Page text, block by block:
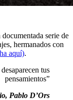
serie de
hermanados con
aquí).
tus
pensamientos”
Pablo D’Ors